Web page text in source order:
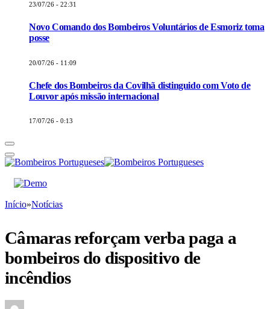
23/07/26 - 22:31
Novo Comando dos Bombeiros Voluntários de Esmoriz toma
posse
20/07/26 - 11:09
Chefe dos Bombeiros da Covilhã distinguido com Voto de
Louvor após missão internacional
17/07/26 - 0:13
Início»Notícias
Câmaras reforçam verba paga a
bombeiros do dispositivo de
incêndios